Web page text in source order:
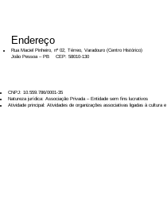
Endereço
Rua Maciel Pinheiro, nº 02, Térreo, Varadouro (Centro Histórico)
João Pessoa – PB CEP: 58010-130
CNPJ: 10.559.786/0001-35
Natureza jurídica: Associação Privada – Entidade sem fins lucrativos
Atividade principal: Atividades de organizações associativas ligadas à cultura